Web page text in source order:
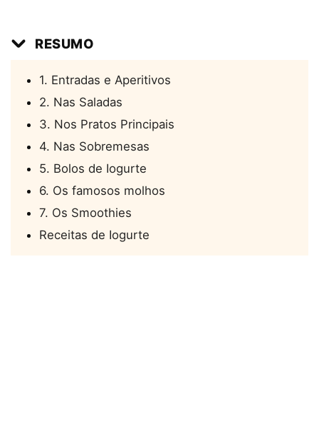
RESUMO
1. Entradas e Aperitivos
2. Nas Saladas
3. Nos Pratos Principais
4. Nas Sobremesas
5. Bolos de Iogurte
6. Os famosos molhos
7. Os Smoothies
Receitas de Iogurte